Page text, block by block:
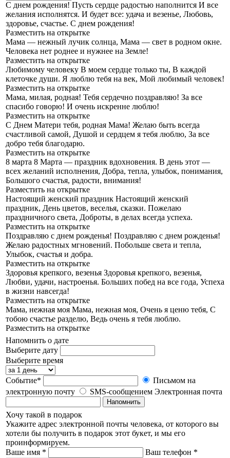
С днем рождения! Пусть сердце радостью наполнится И все
желания исполнятся. И будет все: удача и везенье, Любовь,
здоровье, счастье. С днем рождения!
Разместить на открытке
Мама — нежный лучик солнца, Мама — свет в родном окне.
Человека нет роднее и нужнее на Земле!
Разместить на открытке
Любимому человеку В моем сердце только ты, В каждой
клеточке души. Я люблю тебя на век, Мой любимый человек!
Разместить на открытке
Мама, милая, родная! Тебя сердечно поздравляю! За все
спасибо говорю! И очень искренне люблю!
Разместить на открытке
С Днем Матери тебя, родная Мама! Желаю быть всегда
счастливой самой, Душой и сердцем я тебя люблю, За все
добро тебя благодарю.
Разместить на открытке
8 марта 8 Марта — праздник вдохновения. В день этот —
всех желаний исполнения, Добра, тепла, улыбок, понимания,
Большого счастья, радости, внимания!
Разместить на открытке
Настоящий женский праздник Настоящий женский
праздник, День цветов, веселья, сказки. Пожелаю
праздничного света, Доброты, в делах всегда успеха.
Разместить на открытке
Поздравляю с днем рожденья! Поздравляю с днем рожденья!
Желаю радостных мгновений. Побольше света и тепла,
Улыбок, счастья и добра.
Разместить на открытке
Здоровья крепкого, везенья Здоровья крепкого, везенья,
Любви, удачи, настроенья. Больших побед на все года, Успеха
в жизни навсегда!
Разместить на открытке
Мама, нежная моя Мама, нежная моя, Очень я ценю тебя, С
тобою счастье разделю, Ведь очень я тебя люблю.
Разместить на открытке
Напомнить о дате
Выберите дату
Выберите время
Событие*
Письмом на
электронную почту
SMS-сообщением Электронная почта
Напомнить
Хочу такой в подарок
Укажите адрес электронной почты человека, от которого вы
хотели бы получить в подарок этот букет, и мы его
проинформируем.
Ваше имя *
Ваш телефон *